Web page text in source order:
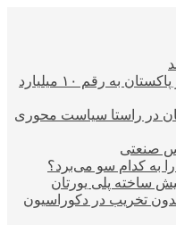
افزایش حجم تجارت بین ایران و پاکستان به رقم ۱۰ میلیارد
در راستا سیاست محوری
صنعتی
را به کدام سو می‌برد؟
ساخته پلی یورتان
تخریب در دکوراسیون